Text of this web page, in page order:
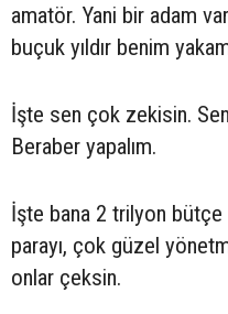
amatör. Yani bir adam
buçuk yıldır benim
İşte sen çok zekisin.
Beraber yapalım.
İşte bana 2 trilyon bütçe
parayı, çok güzel
onlar çeksin.